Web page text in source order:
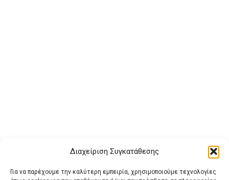
Διαχείριση Συγκατάθεσης
Για να παρέχουμε την καλύτερη εμπειρία, χρησιμοποιούμε τεχνολογίες